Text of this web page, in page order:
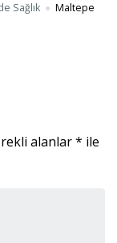
Sağlık
Maltepe
alanlar* ile